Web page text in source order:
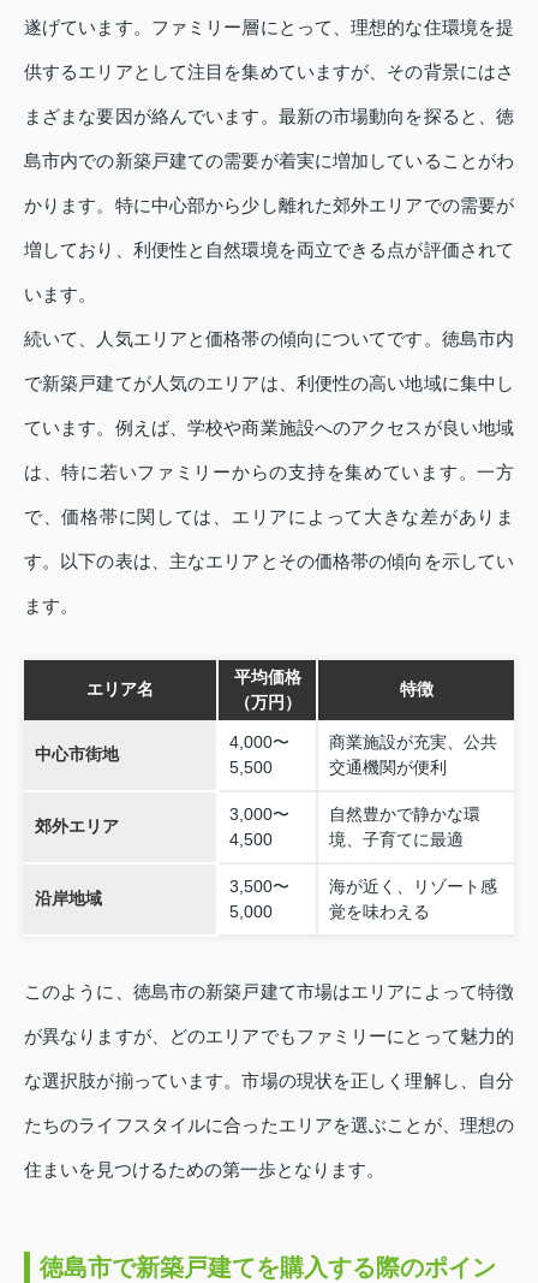
遂げています。ファミリー層にとって、理想的な住環境を提
供するエリアとして注目を集めていますが、その背景にはさ
まざまな要因が絡んでいます。最新の市場動向を探ると、徳
島市内での新築戸建ての需要が着実に増加していることがわ
かります。特に中心部から少し離れた郊外エリアでの需要が
増しており、利便性と自然環境を両立できる点が評価されて
います。
続いて、人気エリアと価格帯の傾向についてです。徳島市内
で新築戸建てが人気のエリアは、利便性の高い地域に集中し
ています。例えば、学校や商業施設へのアクセスが良い地域
は、特に若いファミリーからの支持を集めています。一方
で、価格帯に関しては、エリアによって大きな差がありま
す。以下の表は、主なエリアとその価格帯の傾向を示してい
ます。
エリア名
平均価格
（万円）
特徴
中心市街地
4,000〜
5,500
商業施設が充実、公共
交通機関が便利
郊外エリア
3,000〜
4,500
自然豊かで静かな環
境、子育てに最適
沿岸地域
3,500〜
5,000
海が近く、リゾート感
覚を味わえる
このように、徳島市の新築戸建て市場はエリアによって特徴
が異なりますが、どのエリアでもファミリーにとって魅力的
な選択肢が揃っています。市場の現状を正しく理解し、自分
たちのライフスタイルに合ったエリアを選ぶことが、理想の
住まいを見つけるための第一歩となります。
徳島市で新築戸建てを購入する際のポイン